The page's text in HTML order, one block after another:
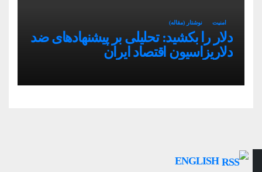
امنیت نوشتار (مقاله)
دلار را بکشید: تحلیلی بر پیشنهادهای ضد
دلاریزاسیون اقتصاد ایران
ENGLISH